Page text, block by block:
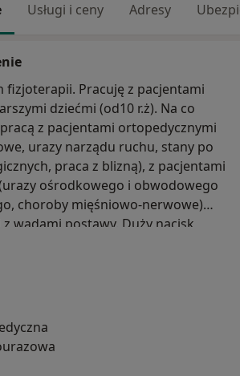
Usługi i ceny Adresy
fizjoterapii. Pracuję z pacjentami
dziećmi (od10 r.ż). Na co
z pacjentami ortopedycznymi
urazy narządu ruchu, stany po
praca z blizną), z pacjentami
ośrodkowego i obwodowego
choroby mięśniowo-nerwowe)
wadami postawy. Duży nacisk
uczestnicząc w wielu
jak najlepiej pomagać moim